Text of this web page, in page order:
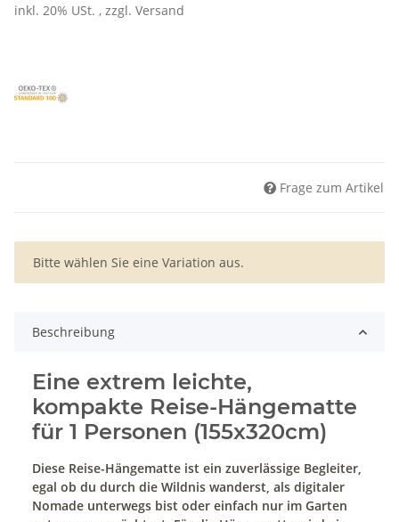
inkl. 20% USt. , zzgl. Versand
Frage zum Artikel
x
Bitte wählen Sie eine Variation aus.
Beschreibung
Eine extrem leichte,
kompakte Reise-Hängematte
für 1 Personen (155x320cm)
Diese Reise-Hängematte ist ein zuverlässige Begleiter,
egal ob du durch die Wildnis wanderst, als digitaler
Nomade unterwegs bist oder einfach nur im Garten